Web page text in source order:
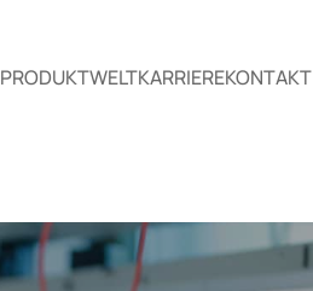
PRODUKTWELTKARRIEREKONTAKT